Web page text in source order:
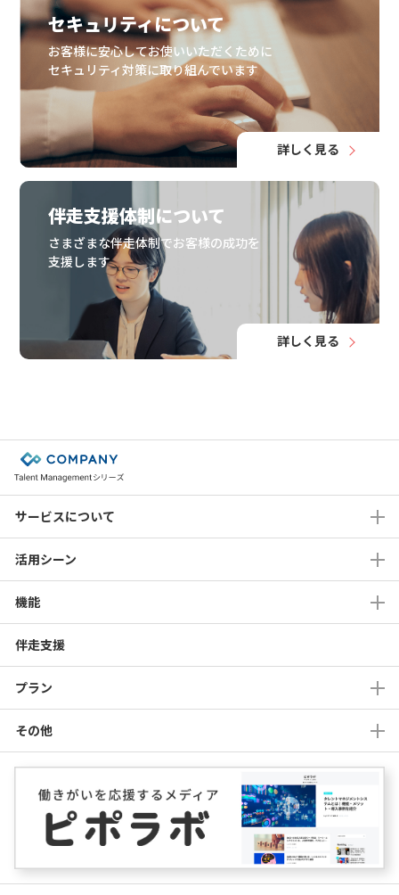
セキュリティについて
お客様に安心してお使いいただくために
セキュリティ対策に取り組んでいます
詳しく見る
伴走支援体制について
さまざまな伴走体制でお客様の成功を
支援します
詳しく見る
サービスについて
活用シーン
機能
伴走支援
プラン
その他